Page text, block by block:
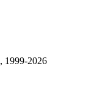
1999-2026